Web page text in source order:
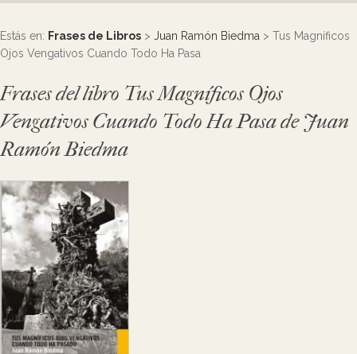
Estás en: Frases de Libros > Juan Ramón Biedma > Tus Magníficos
Ojos Vengativos Cuando Todo Ha Pasa
Frases del libro Tus Magníficos Ojos
Vengativos Cuando Todo Ha Pasa de Juan
Ramón Biedma